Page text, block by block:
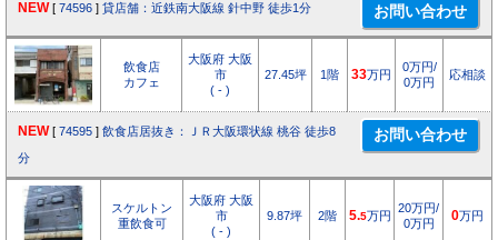
NEW [ 74596 ] 貸店舗：近鉄南大阪線 針中野 徒歩1分
飲食店
カフェ
大阪府 大阪
市
( - )
27.45坪 1階 33万円
0万円/
0万円
応相談
NEW [ 74595 ] 飲食店居抜き：ＪＲ大阪環状線 桃谷 徒歩8
分
スケルトン
重飲食可
大阪府 大阪
市
( - )
9.87坪 2階 5.5万円
20万円/
0万円
0万円